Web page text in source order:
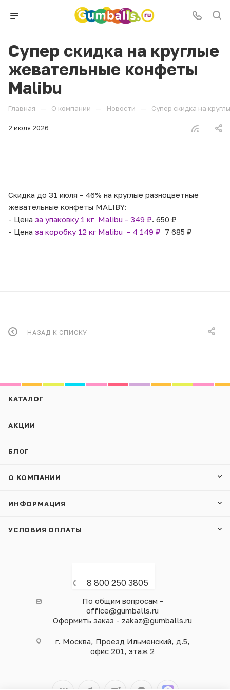
Супер скидка на круглые
жевательные конфеты
Malibu
Главная — О компании — Новости — Супер скидка на
2 июля 2026
Скидка до 31 июля - 46% на круглые разноцветные
жевательные конфеты MALIBY:
- Цена за упаковку 1 кг Malibu - 349 ₽. 650 ₽
- Цена за коробку 12 кг Malibu - 4 149 ₽ 7 685 ₽
НАЗАД К СПИСКУ
КАТАЛОГ
АКЦИИ
БЛОГ
О КОМПАНИИ
ИНФОРМАЦИЯ
УСЛОВИЯ ОПЛАТЫ
8 800 250 3805
По общим вопросам -
office@gumballs.ru
Оформить заказ - zakaz@gumballs.ru
г. Москва, Проезд Ильменский, д.5,
офис 201, этаж 2